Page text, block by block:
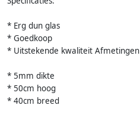
* Erg dun glas
* Goedkoop
* Uitstekende kwaliteit Afmetingen
* 5mm dikte
* 50cm hoog
* 40cm breed